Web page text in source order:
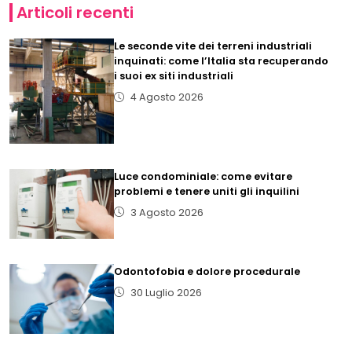
Articoli recenti
Le seconde vite dei terreni industriali
inquinati: come l’Italia sta recuperando
i suoi ex siti industriali
4 Agosto 2026
Luce condominiale: come evitare
problemi e tenere uniti gli inquilini
3 Agosto 2026
Odontofobia e dolore procedurale
30 Luglio 2026